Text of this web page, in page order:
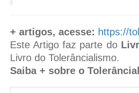
+ artigos, acesse: https://
Este Artigo faz parte do
Livro do Tolerâncialismo.
Saiba + sobre o